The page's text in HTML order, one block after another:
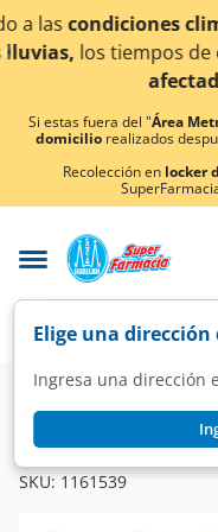
< div class="carousel-
¡Ahora
Si estas fuera del "Área
domicilio realizados
Recolección en locker
Elige una dirección
Ingresa una dirección
Farmacia
Trayenta Duo 2.5mg/
SKU: 1161539